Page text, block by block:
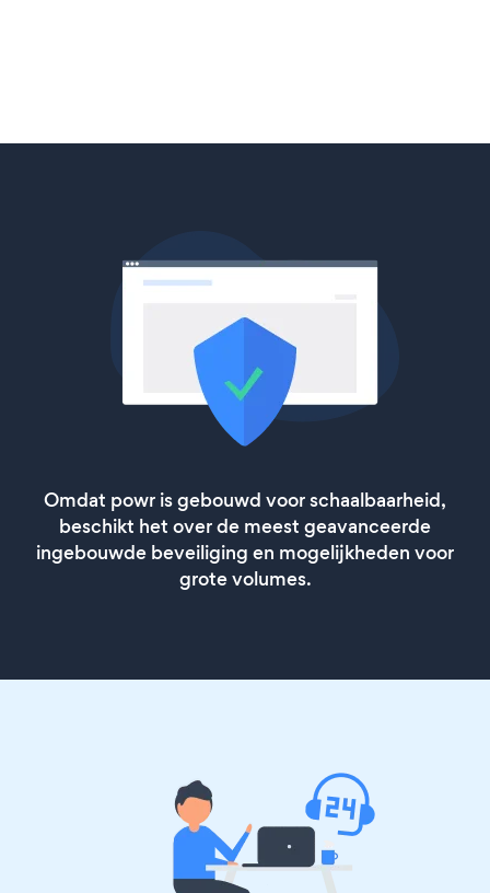
Omdat powr is gebouwd voor schaalbaarheid,
beschikt het over de meest geavanceerde
ingebouwde beveiliging en mogelijkheden voor
grote volumes.